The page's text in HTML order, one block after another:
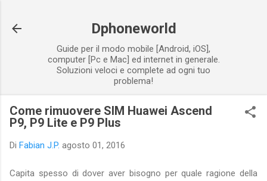
Dphoneworld
Guide per il modo mobile [Android, iOS],
computer [Pc e Mac] ed internet in generale.
Soluzioni veloci e complete ad ogni tuo
problema!
Come rimuovere SIM Huawei Ascend
P9, P9 Lite e P9 Plus
Di Fabian J.P. agosto 01, 2016
Capita spesso di dover aver bisogno per quale ragione della